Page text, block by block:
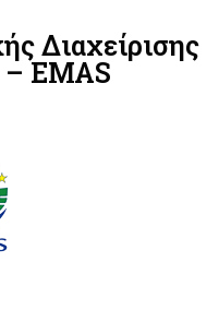
Διαχείρισης
– EMAS